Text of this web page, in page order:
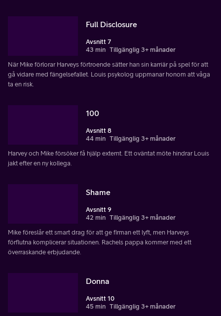
Full Disclosure
Avsnitt 7
43 min Tillgänglig 3+ månader
När Mike förlorar Harveys förtroende sätter han sin karriär på spel för att
gå vidare med fängelsefallet. Louis psykolog uppmanar honom att våga
ta en risk.
100
Avsnitt 8
44 min Tillgänglig 3+ månader
Harvey och Mike försöker få hjälp externt. Ett oväntat möte hindrar Louis
jakt efter en ny kollega.
Shame
Avsnitt 9
42 min Tillgänglig 3+ månader
Mike föreslår ett smart drag för att ge firman ett lyft, men Harveys
förflutna komplicerar situationen. Rachels pappa kommer med ett
överraskande erbjudande.
Donna
Avsnitt 10
45 min Tillgänglig 3+ månader